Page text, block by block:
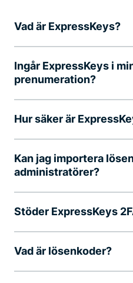
Vad är ExpressKeys?
Ingår ExpressKeys i
prenumeration?
Hur säker är
Kan jag importera
administratörer?
Stöder ExpressKeys
Vad är lösenkoder?